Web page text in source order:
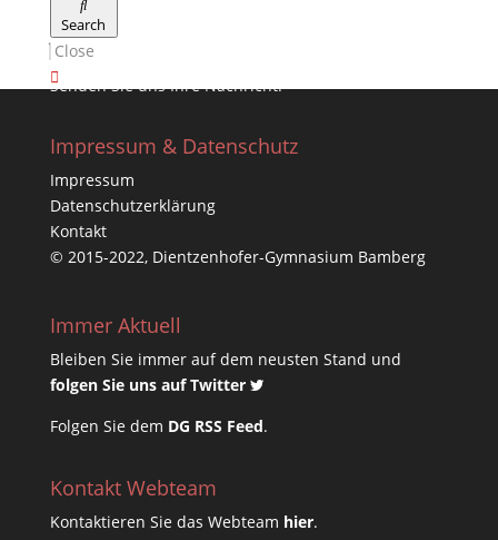
Search
Close
Kontakt & Ansprechpartner
Senden Sie uns Ihre Nachricht.
Impressum & Datenschutz
Impressum
Datenschutzerklärung
Kontakt
© 2015-2022, Dientzenhofer-Gymnasium Bamberg
Immer Aktuell
Bleiben Sie immer auf dem neusten Stand und
folgen Sie uns auf Twitter
Folgen Sie dem DG RSS Feed.
Kontakt Webteam
Kontaktieren Sie das Webteam hier.